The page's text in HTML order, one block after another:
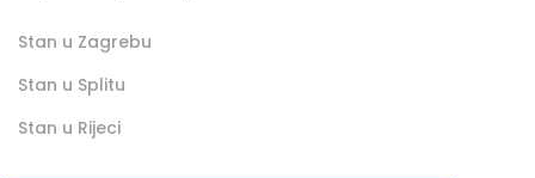
Stan u Zagrebu
Stan u Splitu
Stan u Rijeci